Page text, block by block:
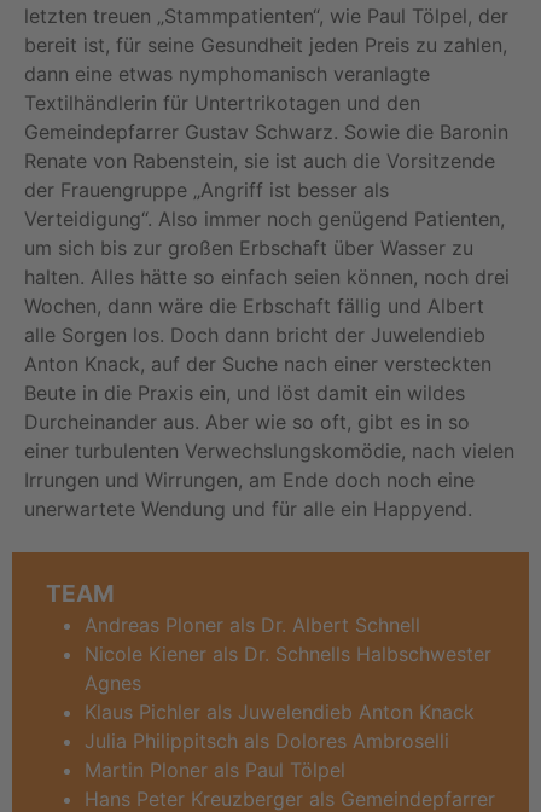
TEAM
Andreas Ploner als Dr. Albert Schnell
Nicole Kiener als Dr. Schnells Halbschwester
Agnes
Klaus Pichler als Juwelendieb Anton Knack
Julia Philippitsch als Dolores Ambroselli
Martin Ploner als Paul Tölpel
Hans Peter Kreuzberger als Gemeindepfarrer
letzten treuen „Stammpatienten“, wie Paul Tölpel, der
bereit ist, für seine Gesundheit jeden Preis zu zahlen,
dann eine etwas nymphomanisch veranlagte
Textilhändlerin für Untertrikotagen und den
Gemeindepfarrer Gustav Schwarz. Sowie die Baronin
Renate von Rabenstein, sie ist auch die Vorsitzende
der Frauengruppe „Angriff ist besser als
Verteidigung“. Also immer noch genügend Patienten,
um sich bis zur großen Erbschaft über Wasser zu
halten. Alles hätte so einfach seien können, noch drei
Wochen, dann wäre die Erbschaft fällig und Albert
alle Sorgen los. Doch dann bricht der Juwelendieb
Anton Knack, auf der Suche nach einer versteckten
Beute in die Praxis ein, und löst damit ein wildes
Durcheinander aus. Aber wie so oft, gibt es in so
einer turbulenten Verwechslungskomödie, nach vielen
Irrungen und Wirrungen, am Ende doch noch eine
unerwartete Wendung und für alle ein Happyend.